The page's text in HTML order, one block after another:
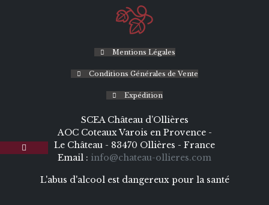
Mentions Légales
Conditions Générales de Vente
Expédition
SCEA Château d’Ollières
AOC Coteaux Varois en Provence -
Le Château - 83470 Ollières - France
Email : info@chateau-ollieres.com
L'abus d'alcool est dangereux pour la santé